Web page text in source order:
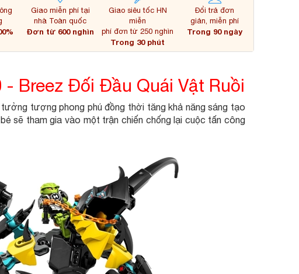
Giao miễn phí tại
nhà Toàn quốc
Đơn từ 600 nghìn
Giao siêu tốc HN
miễn
phí đơn từ 250 nghìn
Trong 30 phút
Đổi trả đơn
giản, miễn phí
Trong 90 ngày
Breez Đối Đầu Quái Vật Ruồi
tượng phong phú đồng thời tăng khả năng sáng tạo
sẽ tham gia vào một trận chiến chống lại cuộc tấn công